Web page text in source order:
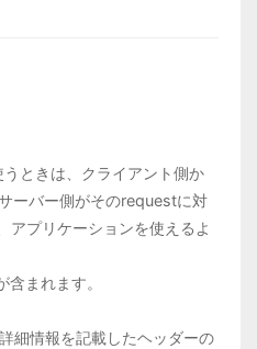
ときは、クライアント側か
ーバー側がそのrequestに対
プリケーションを使えるよ
まれます。
細情報を記載したヘッダーの